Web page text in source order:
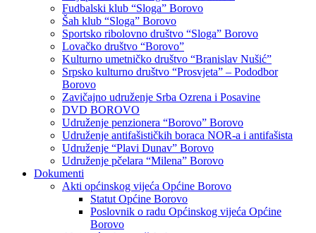
Fudbalski klub “Sloga” Borovo
Šah klub “Sloga” Borovo
Sportsko ribolovno društvo “Sloga” Borovo
Lovačko društvo “Borovo”
Kulturno umetničko društvo “Branislav Nušić”
Srpsko kulturno društvo “Prosvjeta” – Pododbor
Borovo
Zavičajno udruženje Srba Ozrena i Posavine
DVD BOROVO
Udruženje penzionera “Borovo” Borovo
Udruženje antifašističkih boraca NOR-a i antifašista
Udruženje “Plavi Dunav” Borovo
Udruženje pčelara “Milena” Borovo
Dokumenti
Akti općinskog vijeća Općine Borovo
Statut Općine Borovo
Poslovnik o radu Općinskog vijeća Općine
Borovo